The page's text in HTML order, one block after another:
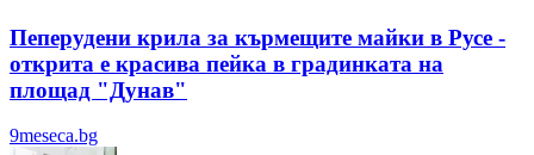
Пеперудени крила за кърмещите майки в Русе -
открита е красива пейка в градинката на
площад "Дунав"
9meseca.bg